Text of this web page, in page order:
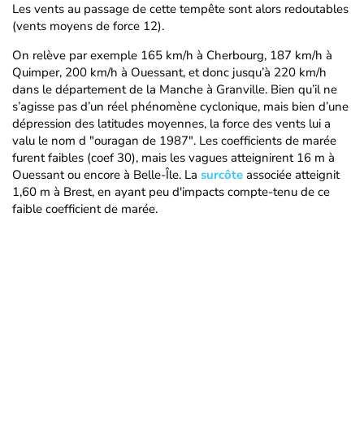
Les vents au passage de cette tempête sont alors redoutables
(vents moyens de force 12).
On relève par exemple 165 km/h à Cherbourg, 187 km/h à
Quimper, 200 km/h à Ouessant, et donc jusqu’à 220 km/h
dans le département de la Manche à Granville. Bien qu’il ne
s’agisse pas d’un réel phénomène cyclonique, mais bien d’une
dépression des latitudes moyennes, la force des vents lui a
valu le nom d "ouragan de 1987". Les coefficients de marée
furent faibles (coef 30), mais les vagues atteignirent 16 m à
Ouessant ou encore à Belle-Île. La surcôte associée atteignit
1,60 m à Brest, en ayant peu d'impacts compte-tenu de ce
faible coefficient de marée.